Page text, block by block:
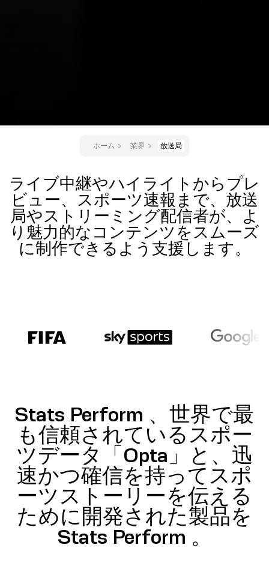
ホーム 業界 放送局
ライブ中継やハイライトからプレ
ビュー、スポーツ速報まで、放送
局やストリーミング配信者が、よ
り魅力的なコンテンツをスムーズ
に制作できるよう支援します。
Stats Perform 、世界で最
も信頼されているスポー
ツデータ「Opta」と、迅
速かつ確信を持ってスポ
ーツストーリーを伝える
ために開発された製品を
Stats Perform 。